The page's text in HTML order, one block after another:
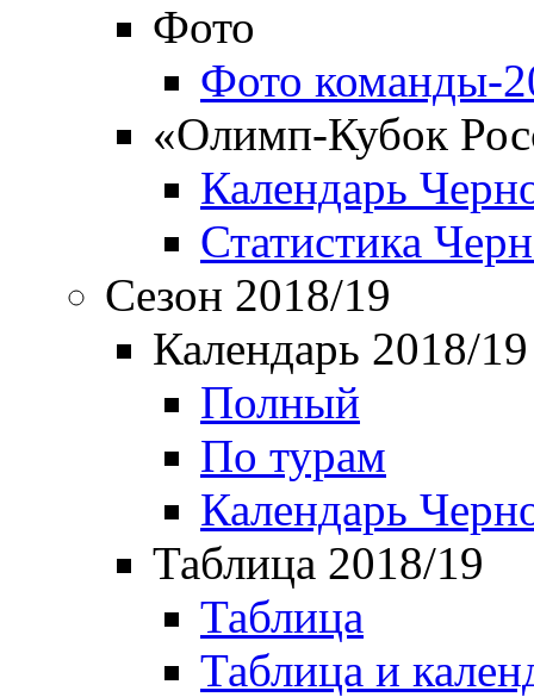
Фото
Фото команды-
«Олимп-Кубок
Календарь
Статистика
Сезон 2018/19
Календарь 2018/19
Полный
По турам
Календарь
Таблица 2018/19
Таблица
Таблица и